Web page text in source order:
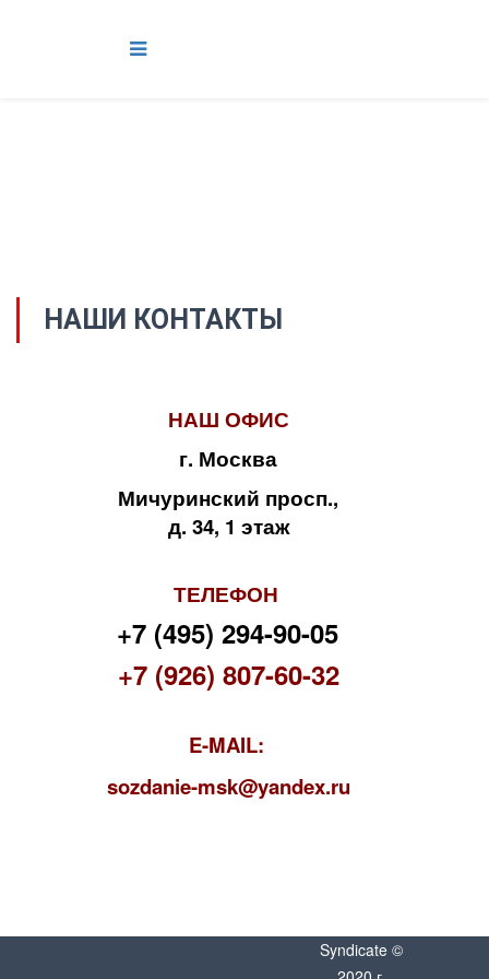
НАШИ КОНТАКТЫ
НАШ ОФИС
г. Москва
Мичуринский просп.,
д. 34, 1 этаж
ТЕЛЕФОН
+7 (495) 294-90-05
+7 (926) 807-60-32
E-MAIL:
sozdanie-msk@yandex.ru
Syndicate ©